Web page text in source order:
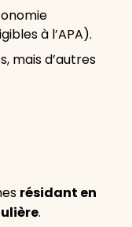
à l’APA).
mais d’autres
résidant en
.